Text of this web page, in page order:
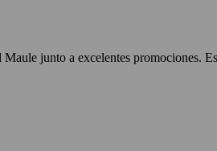
junto a excelentes promociones.